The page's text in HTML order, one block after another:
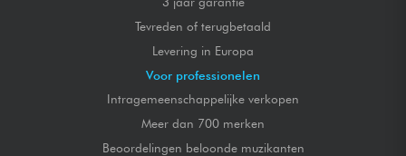
Tevreden of terugbetaald
Levering in Europa
Voor professionelen
Intragemeenschappelijke verkopen
Meer dan 700 merken
Beoordelingen beloonde muzikanten